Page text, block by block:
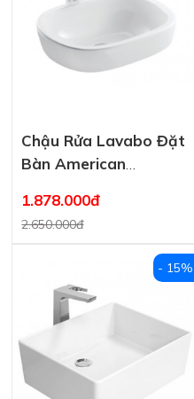
Chậu Rửa Lavabo Đặt
Bàn American
0950-WT
1.878.000đ
2.650.000đ
- 15%